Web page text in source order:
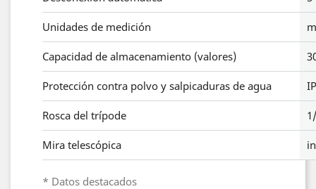
Unidades de medición
Capacidad de almacenamiento (valores)
Protección contra polvo y salpicaduras de agua
Rosca del trípode
Mira telescópica
* Datos destacados